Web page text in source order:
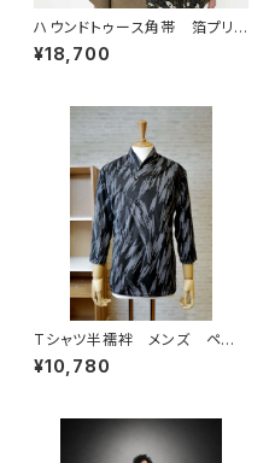
ハウンドトゥース角帯 箔プリン
ト デニム ホワイト
¥18,700
Tシャツ半襦袢 メンズ ペイ
ント柄 グレー
¥10,780